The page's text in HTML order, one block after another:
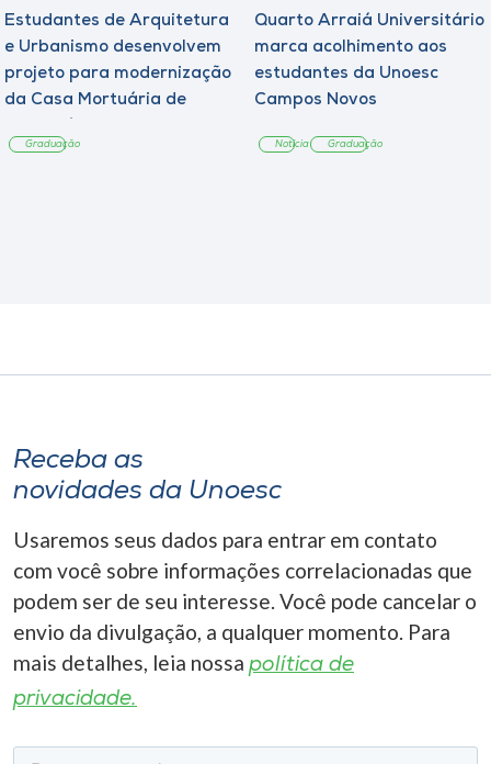
Estudantes de Arquitetura
e Urbanismo desenvolvem
projeto para modernização
da Casa Mortuária de
Graduação
Quarto Arraiá Universitário
marca acolhimento aos
estudantes da Unoesc
Campos Novos
Notícia Graduação
Receba as
novidades da Unoesc
Usaremos seus dados para entrar em contato
com você sobre informações correlacionadas que
podem ser de seu interesse. Você pode cancelar o
envio da divulgação, a qualquer momento. Para
mais detalhes, leia nossa política de
privacidade.